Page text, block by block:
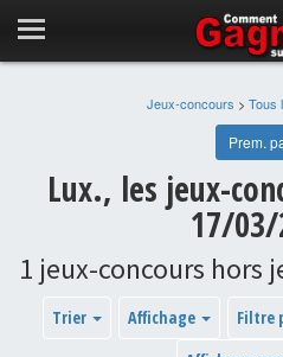
Jeux-concours > Tous
Prem.
Lux., les jeux-
17/03/
1 jeux-concours hors
Trier Affichage Filtre